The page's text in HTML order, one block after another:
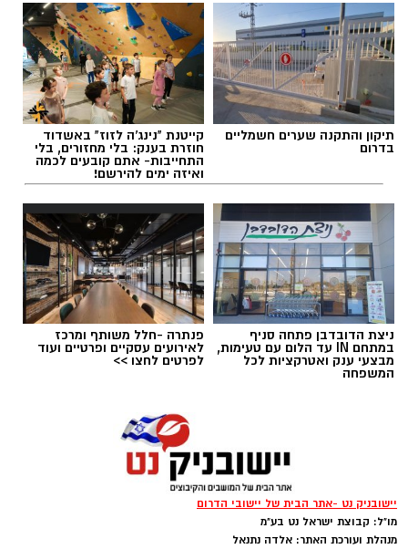
בעקבות התאונה נרשמו עומסי תנועה באזור,
והנהגים מתבקשים לנסוע בזהירות ולהישמע
להנחיות כוחות ההצלה והמשטרה.
‏כדי לעקוב אחרי הערוץ יישובניק נט ב-WhatsApp:‏‏‏
יש לכם מידע חשוב שטרם נחשף? צילומים מאירוע
חדשותי? מצאתם טעות בכתבה? נשמח שתשתפו
אותנו
מנהל האתר / 08:59 07.08.26
תגים:משרד הבריאות, חומרים מסוכנים, מרכז
ההחלקות
תיקון והתקנה שערים חשמליים
בדרום
קייטנת "נינג'ה לזוז" באשדוד
חוזרת בענק: בלי מחזורים, בלי
התחייבות- אתם קובעים לכמה
ואיזה ימים להירשם!
ניצת הדובדבן פתחה סניף
במתחם IN עד הלום עם טעימות,
מבצעי ענק ואטרקציות לכל
המשפחה
פנתרה -חלל משותף ומרכז
לאירועים עסקיים ופרטיים ועוד
לפרטים לחצו >>
יישובניק נט -אתר הבית של יישובי הדרום
מו"ל: קבוצת ישראל נט בע"מ
מנהלת ועורכת האתר: אלדה נתנאל